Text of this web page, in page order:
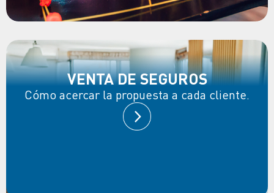
VENTA DE SEGUROS
Cómo acercar la propuesta a cada cliente.